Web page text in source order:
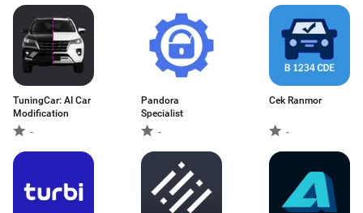
TuningCar: AI Car
Modification
-
Pandora
Specialist
-
Cek Ranmor
-